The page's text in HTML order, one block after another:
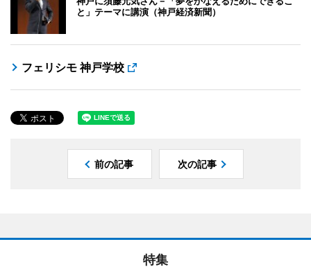
と」テーマに講演（神戸経済新聞）
フェリシモ 神戸学校
前の記事 次の記事
特集